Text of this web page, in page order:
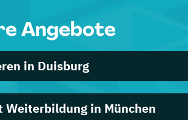
Angebote
in Duisburg
Weiterbildung in München